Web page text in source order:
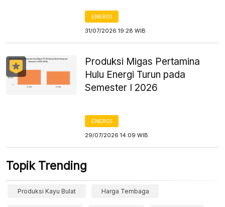
ENERGI
31/07/2026 19:28 WIB
Produksi Migas Pertamina
Hulu Energi Turun pada
Semester I 2026
ENERGI
29/07/2026 14:09 WIB
Topik Trending
Produksi Kayu Bulat Harga Tembaga